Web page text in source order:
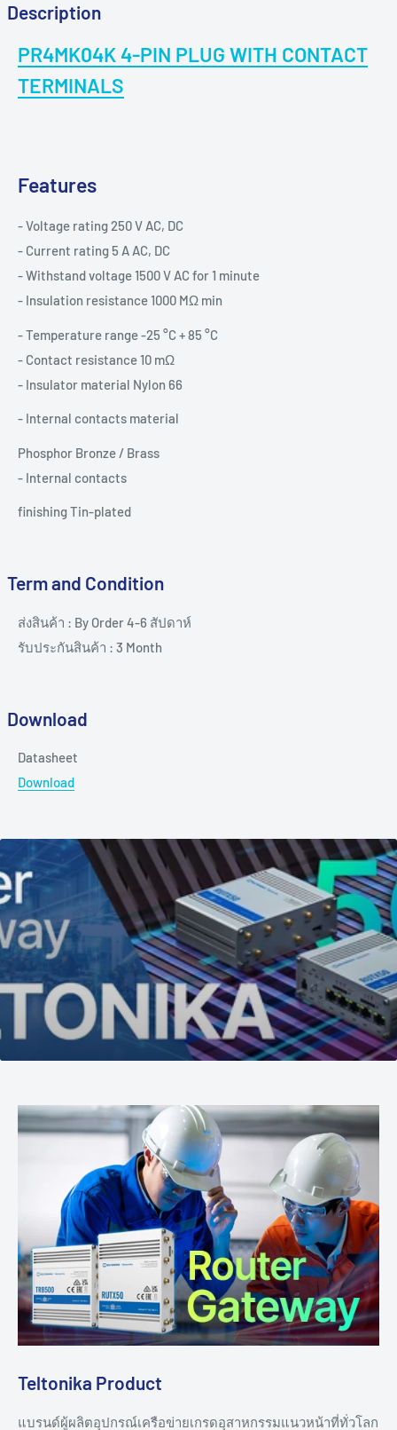
Description
PR4MK04K 4-PIN PLUG WITH CONTACT
TERMINALS
Features
- Voltage rating 250 V AC, DC
- Current rating 5 A AC, DC
- Withstand voltage 1500 V AC for 1 minute
- Insulation resistance 1000 MΩ min
- Temperature range -25 °C + 85 °C
- Contact resistance 10 mΩ
- Insulator material Nylon 66
- Internal contacts material
Phosphor Bronze / Brass
- Internal contacts
finishing Tin-plated
Term and Condition
ส่งสินค้า : By Order 4-6 สัปดาห์
รับประกันสินค้า : 3 Month
Download
Datasheet
Download
Teltonika Product
แบรนด์ผู้ผลิตอุปกรณ์เครือข่ายเกรดอุสาหกรรมแนวหน้าที่ทั่วโลก